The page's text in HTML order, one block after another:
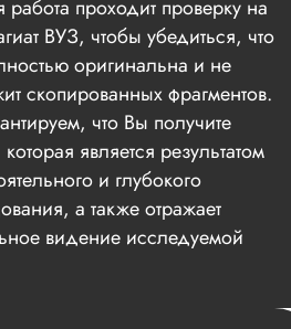
проходит проверку на
ВУЗ, чтобы убедиться, что
оригинальна и не
скопированных фрагментов.
что Вы получите
является результатом
и глубокого
а также отражает
видение исследуемой